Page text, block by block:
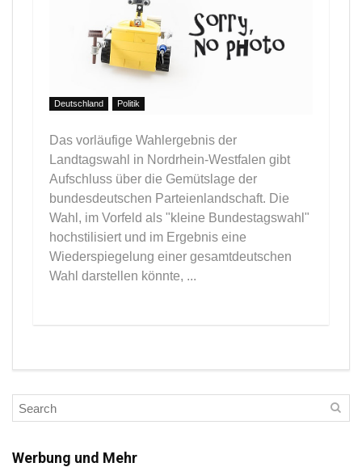
Deutschland Politik
Das vorläufige Wahlergebnis der
Landtagswahl in Nordrhein-Westfalen gibt
Aufschluss über die Gemütslage der
bundesdeutschen Parteienlandschaft. Die
Wahl, im Vorfeld als "kleine Bundestagswahl"
hochstilisiert und im Ergebnis eine
Wiederspiegelung einer gesamtdeutschen
Wahl darstellen könnte, ...
Werbung und Mehr